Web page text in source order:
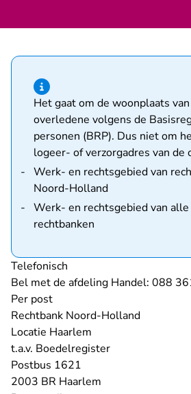
Hint van type informatie
Het gaat om de woonplaats
overledene volgens de
personen (BRP). Dus niet om
logeer- of verzorgadres van de
Werk- en rechtsgebied van
Noord-Holland
Werk- en rechtsgebied van alle
rechtbanken
Telefonisch
Bel met de afdeling Handel: 088
Per post
Rechtbank Noord-Holland
Locatie Haarlem
t.a.v. Boedelregister
Postbus 1621
2003 BR Haarlem